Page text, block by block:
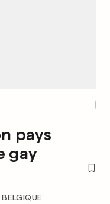
pays
gay